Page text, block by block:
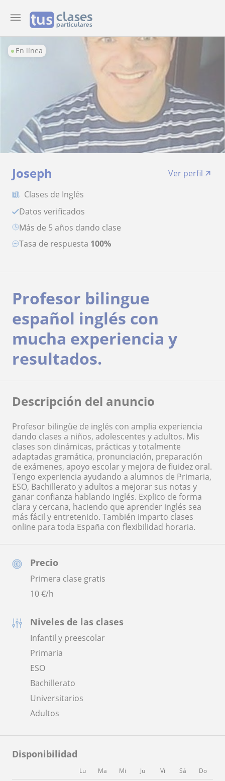
En línea
Joseph
Ver perfil
Clases de Inglés
Datos verificados
más de 5 años dando clase
Tasa de respuesta 100%
Precio
Primera clase gratis
10€/h
Niveles de las clases
Infantil y preescolar
Primaria
ESO
Bachillerato
Universitarios
Adultos
Disponibilidad
Lu Ma Mi Ju Vi Sá Do
Profesor bilingue
español inglés con
mucha experiencia y
resultados.
Descripción del anuncio
Profesor bilingüe de inglés con amplia experiencia
dando clases a niños, adolescentes y adultos. Mis
clases son dinámicas, prácticas y totalmente
adaptadas gramática, pronunciación, preparación
de exámenes, apoyo escolar y mejora de fluidez oral.
Tengo experiencia ayudando a alumnos de Primaria,
ESO, Bachillerato y adultos a mejorar sus notas y
ganar confianza hablando inglés. Explico de forma
clara y cercana, haciendo que aprender inglés sea
más fácil y entretenido. También imparto clases
online para toda España con flexibilidad horaria.